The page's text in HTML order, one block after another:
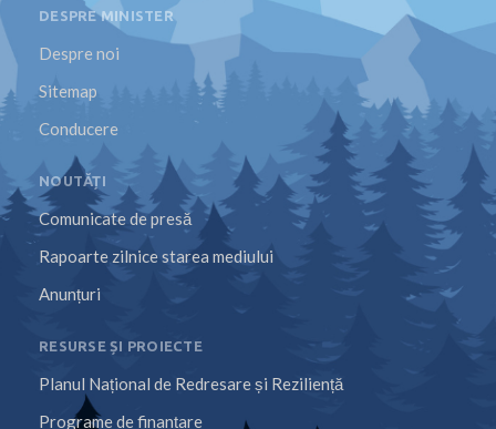
DESPRE MINISTER
Despre noi
Sitemap
Conducere
NOUTĂȚI
Comunicate de presă
Rapoarte zilnice starea mediului
Anunțuri
RESURSE ȘI PROIECTE
Planul Național de Redresare și Reziliență
Programe de finanțare